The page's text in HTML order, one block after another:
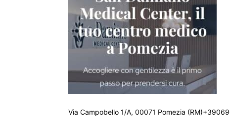
Via Campobello 1/A, 00071 Pomezia